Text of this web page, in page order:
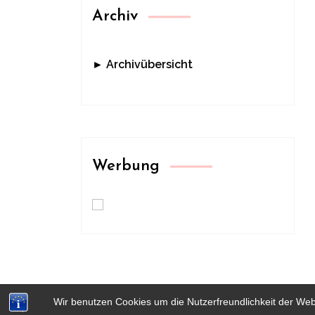
Wir benutzen Cookies um die Nutzerfreundlichkeit der
Archiv
► Archivübersicht
Werbung